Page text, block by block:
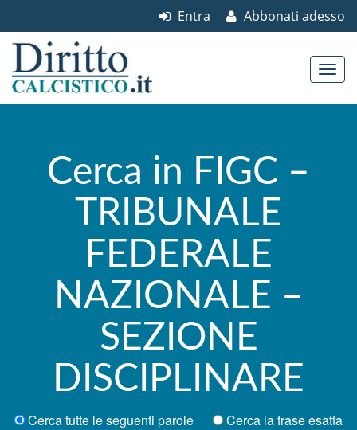
Abbonati adesso
Entra
Cerca in FIGC –
TRIBUNALE
FEDERALE
NAZIONALE –
SEZIONE
DISCIPLINARE
Cerca tutte le seguenti parole
Cerca la frase esatta